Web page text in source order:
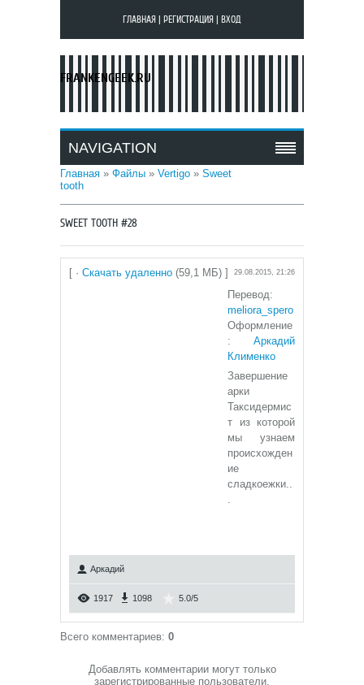
ГЛАВНАЯ РЕГИСТРАЦИЯ ВХОД
FRANKENGEEK.RU
NAVIGATION
Главная » Файлы » Vertigo » Sweet
tooth
SWEET TOOTH #28
[ · Скачать удаленно (59,1 МБ) ] 29.08.2015, 21:26
Перевод:
meliora_spero
Оформление
: Аркадий
Клименко
Завершение
арки
Таксидермис
т из которой
мы узнаем
происхожден
ие
сладкоежки..
.
Аркадий
1917 1098 5.0/5
Всего комментариев: 0
Добавлять комментарии могут только
зарегистрированные пользователи.